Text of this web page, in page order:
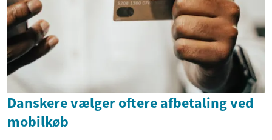
Danskere vælger oftere afbetaling ved
mobilkøb